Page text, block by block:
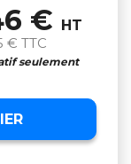
€
HT
€ TTC
seulement